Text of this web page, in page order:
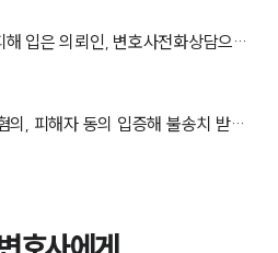
변호사전화상담비용 | 폭행피해 입은 의뢰인, 변호사전화상담으로 합의 성공
디지털성범죄사례 | 카쵤죄 혐의, 피해자 동의 입증해 불송치 받아낸 사례